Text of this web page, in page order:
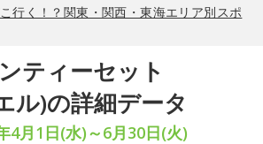
行く！？関東・関西・東海エリア別スポ
ティーセット
ル)の詳細データ
4月1日(水)～6月30日(火)